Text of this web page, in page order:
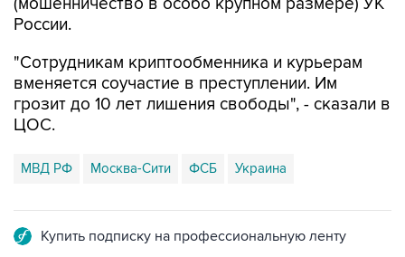
России.
"Сотрудникам криптообменника и курьерам
вменяется соучастие в преступлении. Им
грозит до 10 лет лишения свободы", - сказали в
ЦОС.
МВД РФ Москва-Сити ФСБ Украина
Купить подписку на профессиональную ленту